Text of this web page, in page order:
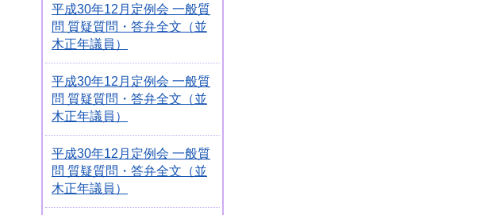
平成30年12月定例会 一般質
問 質疑質問・答弁全文（並
木正年議員）
平成30年12月定例会 一般質
問 質疑質問・答弁全文（並
木正年議員）
平成30年12月定例会 一般質
問 質疑質問・答弁全文（並
木正年議員）